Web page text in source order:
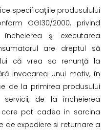
specificaţiile produsulului
OG130/2000, privind
şi executarea
are dreptul să
că vrea sa renunţă la
invocarea unui motiv, în
de la primirea produsului
de la încheierea
care pot cadea in sarcina
de expediere si returnare a